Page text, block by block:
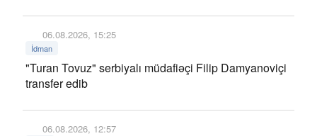
06.08.2026, 15:25
İdman
"Turan Tovuz" serbiyalı müdafiəçi Filip Damyanoviçi
transfer edib
06.08.2026, 12:57